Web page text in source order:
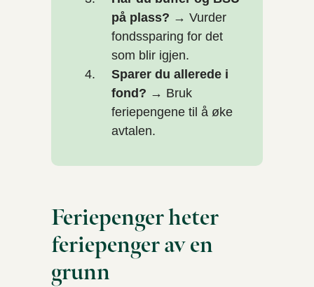
på plass? → Vurder
fondssparing for det
som blir igjen.
Sparer du allerede i
fond? → Bruk
feriepengene til å øke
avtalen.
Feriepenger heter
feriepenger av en
grunn